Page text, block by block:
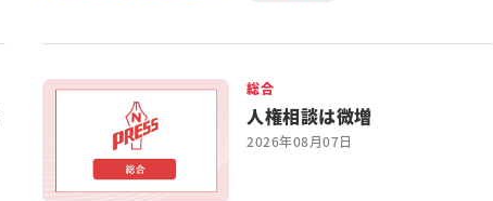
総合
人権相談は微増
2026年08月07日